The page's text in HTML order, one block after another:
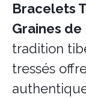
Bracelets
Graines de
tradition
tressés